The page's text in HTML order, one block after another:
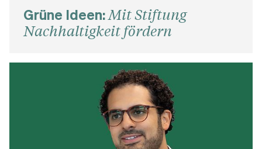
Grüne Ideen:Mit Stiftung
Nachhaltigkeit fördern